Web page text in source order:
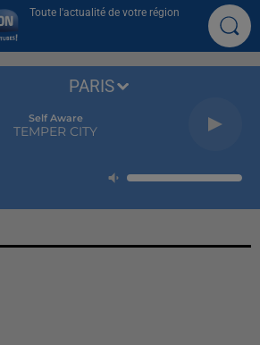
Toute l'actualité de votre région
Self Aware
TEMPER CITY
PARIS